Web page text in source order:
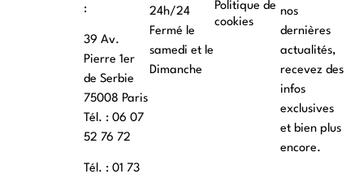
:
39 Av.
Pierre 1er
de Serbie
75008 Paris
Tél. : ‭06 07
52 76 72
Tél. : 01 73
24h/24
Fermé le
samedi et le
Dimanche
Politique de
cookies
nos
dernières
actualités,
recevez des
infos
exclusives
et bien plus
encore.